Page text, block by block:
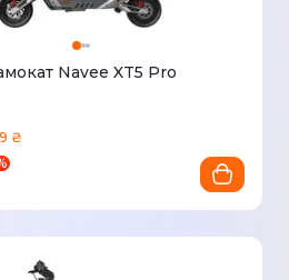
Navee XT5 Pro
₴